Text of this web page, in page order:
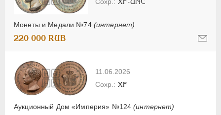
Монеты и Медали №74 (интернет)
XF-UNC
220 000 RUB
11.06.2026
Аукционный Дом «Империя» №124(интернет)
XF